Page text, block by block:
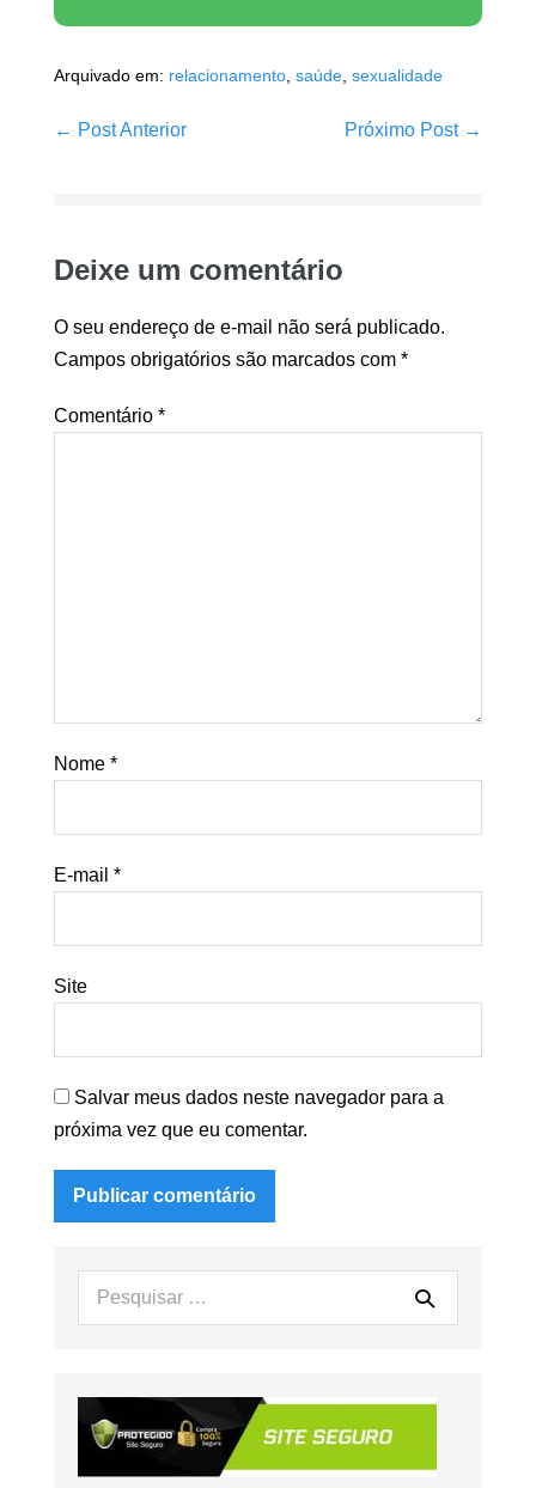
Arquivado em: relacionamento saúde sexualidade
Navegação
← Post Anterior Próximo Post →
Deixe um comentário
O seu endereço de e-mail não será publicado.
Campos obrigatórios são marcados com *
Comentário *
Nome *
E-mail *
Site
Salvar meus dados neste navegador para a
próxima vez que eu comentar.
Procurar: